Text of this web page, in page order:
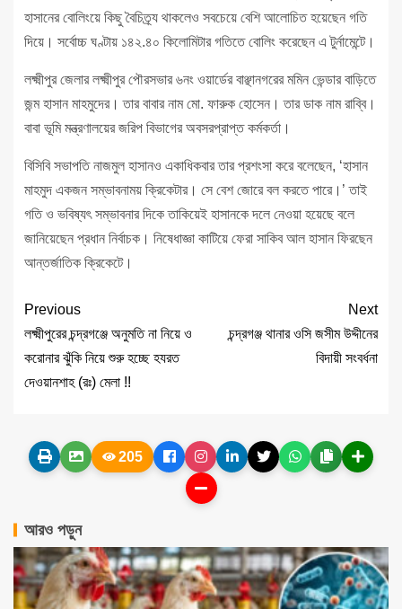
হাসানের বোলিংয়ে কিছু বৈচিত্র্য থাকলেও সবচেয়ে বেশি আলোচিত হয়েছেন গতি
দিয়ে। সর্বোচ্চ ঘণ্টায় ১৪২.৪০ কিলোমিটার গতিতে বোলিং করেছেন এ টুর্নামেন্টে।
লক্ষ্মীপুর জেলার লক্ষ্মীপুর পৌরসভার ৬নং ওয়ার্ডের বাঞ্ছানগরের মমিন ভেন্ডার বাড়িতে
জন্ম হাসান মাহমুদের। তার বাবার নাম মো. ফারুক হোসেন। তার ডাক নাম রাব্বি।
বাবা ভূমি মন্ত্রণালয়ের জরিপ বিভাগের অবসরপ্রাপ্ত কর্মকর্তা।
বিসিবি সভাপতি নাজমুল হাসানও একাধিকবার তার প্রশংসা করে বলেছেন, ‘হাসান
মাহমুদ একজন সম্ভাবনাময় ক্রিকেটার। সে বেশ জোরে বল করতে পারে।’ তাই
গতি ও ভবিষ্যৎ সম্ভাবনার দিকে তাকিয়েই হাসানকে দলে নেওয়া হয়েছে বলে
জানিয়েছেন প্রধান নির্বাচক। নিষেধাজ্ঞা কাটিয়ে ফেরা সাকিব আল হাসান ফিরছেন
আন্তর্জাতিক ক্রিকেটে।
Previous
লক্ষ্মীপুরের চন্দ্রগঞ্জে অনুমতি না নিয়ে ও
করোনার ঝুঁকি নিয়ে শুরু হচ্ছে হযরত
দেওয়ানশাহ (রঃ) মেলা !!
Next
চন্দ্রগঞ্জ থানার ওসি জসীম উদ্দীনের
বিদায়ী সংবর্ধনা
205
আরও পড়ুন